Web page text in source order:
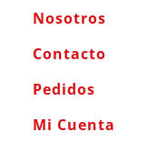
Nosotros
Contacto
Pedidos
Mi Cuenta